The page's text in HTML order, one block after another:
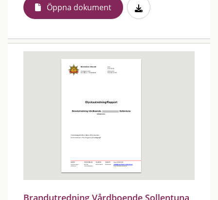
Öppna dokument
Brandutredning Vårdboende Sollentuna